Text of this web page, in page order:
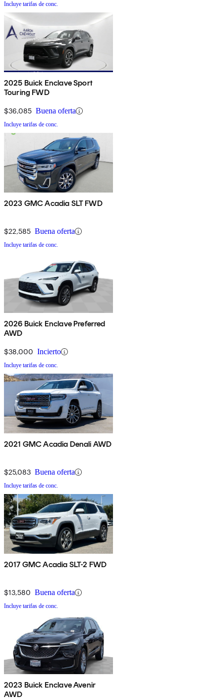
Incluye tarifas de conc.
2025 Buick Enclave Sport
Touring FWD
$36,085 Buena oferta
Incluye tarifas de conc.
2023 GMC Acadia SLT FWD
$22,585 Buena oferta
Incluye tarifas de conc.
2026 Buick Enclave Preferred
AWD
$38,000 Incierto
Incluye tarifas de conc.
2021 GMC Acadia Denali AWD
$25,083 Buena oferta
Incluye tarifas de conc.
2017 GMC Acadia SLT-2 FWD
$13,580 Buena oferta
Incluye tarifas de conc.
2023 Buick Enclave Avenir
AWD